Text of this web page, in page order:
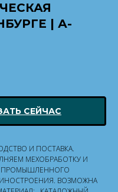
| А-
СЕЙЧАС
И ПОСТАВКА.
МЕХОБРАБОТКУ И
ПРОМЫШЛЕННОГО
ВОЗМОЖНА